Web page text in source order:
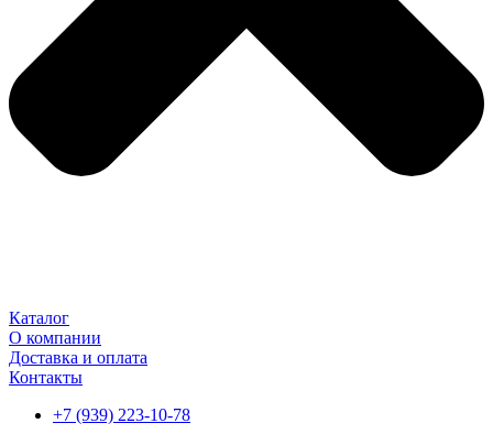
Каталог
О компании
Доставка и оплата
Контакты
+7 (939) 223-10-78